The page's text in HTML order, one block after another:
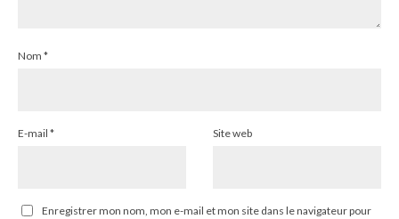
Nom *
E-mail * Site web
Enregistrer mon nom, mon e-mail et mon site dans le navigateur pour